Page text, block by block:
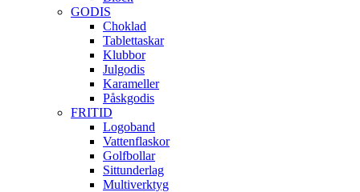
GODIS
Choklad
Tablettaskar
Klubbor
Julgodis
Karameller
Påskgodis
FRITID
Logoband
Vattenflaskor
Golfbollar
Sittunderlag
Multiverktyg